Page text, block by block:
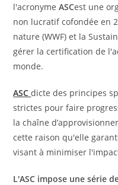
l'acronymeASCest une
non lucratif cofondée en
nature (WWF) et la
gérer la certification de
monde.
ASCdicte des principes
strictes pour faire
la chaîne
cette raison qu'elle
visant à minimiser
L'ASC impose une série